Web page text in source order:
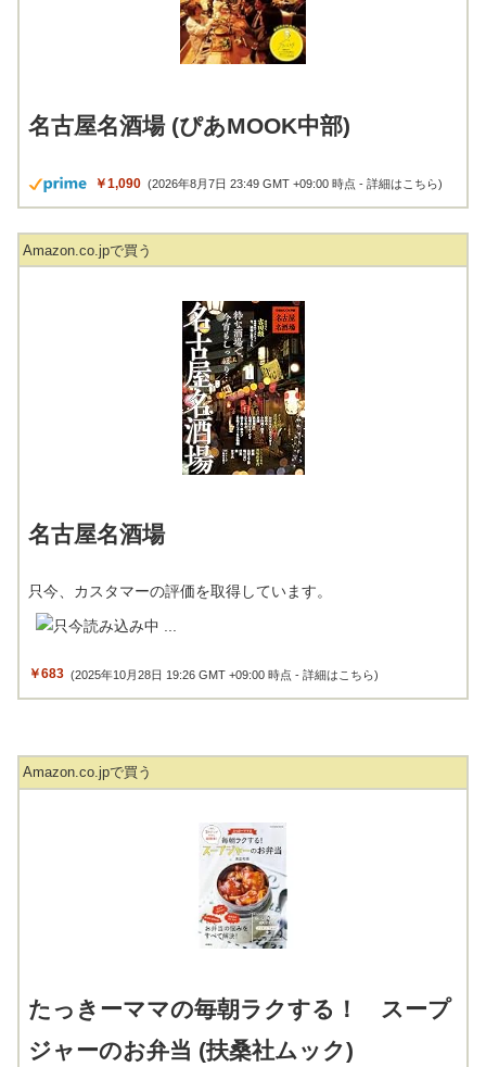
名古屋名酒場 (ぴあMOOK中部)
￥1,090 (2026年8月7日 23:49 GMT +09:00 時点 -詳細はこちら)
Amazon.co.jpで買う
名古屋名酒場
只今、カスタマーの評価を取得しています。
￥683 (2025年10月28日 19:26 GMT +09:00 時点 -詳細はこちら)
Amazon.co.jpで買う
たっきーママの毎朝ラクする！ スープ
ジャーのお弁当 (扶桑社ムック)